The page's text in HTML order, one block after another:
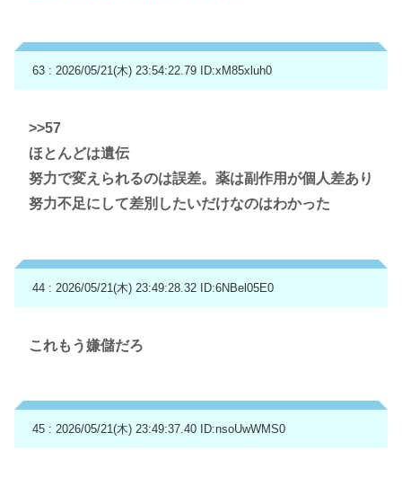
63 : 2026/05/21(木) 23:54:22.79 ID:xM85xluh0
>>57
ほとんどは遺伝
努力で変えられるのは誤差。薬は副作用が個人差あり
努力不足にして差別したいだけなのはわかった
44 : 2026/05/21(木) 23:49:28.32 ID:6NBel05E0
これもう嫌儲だろ
45 : 2026/05/21(木) 23:49:37.40 ID:nsoUwWMS0